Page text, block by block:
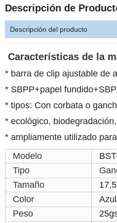
Descripción de
Descripción del producto
Características de la
* barra de clip ajustable de
* SBPP+papel
* tipos: Con corbata o
* ecológico,
* ampliamente utilizado
Modelo
Tipo
Tamaño
Color
Peso